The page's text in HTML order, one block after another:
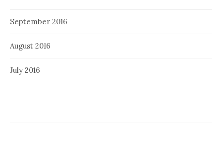
September 2016
August 2016
July 2016